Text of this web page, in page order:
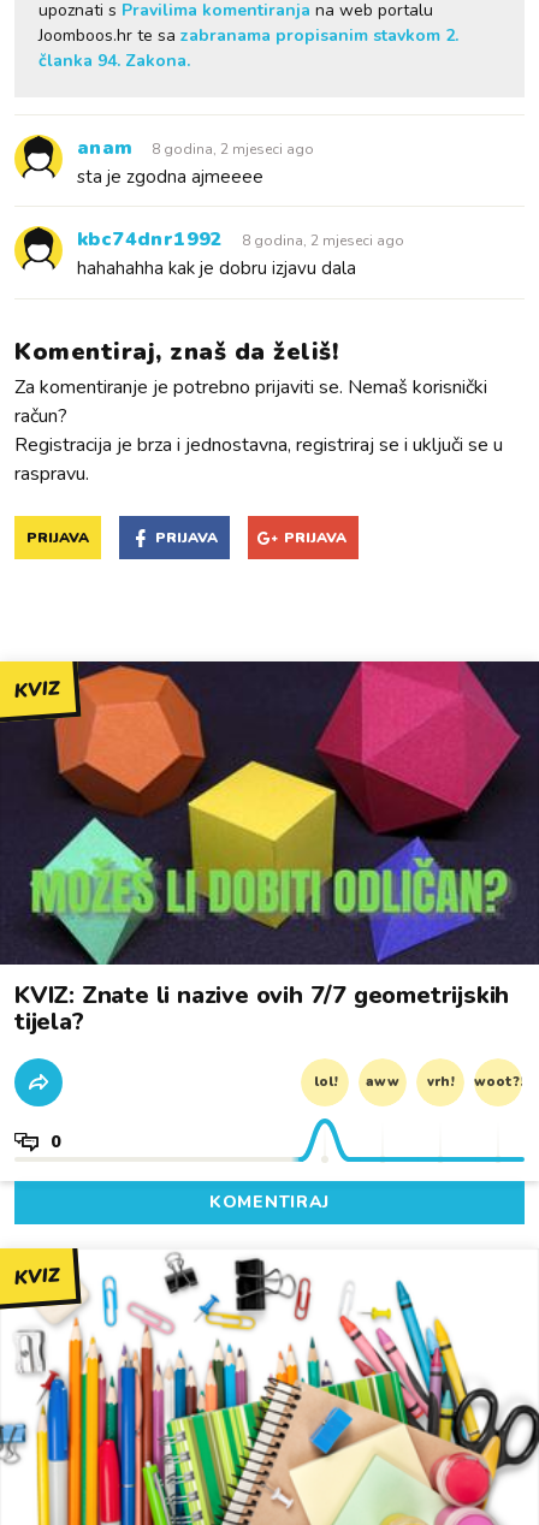
upoznati s Pravilima komentiranja na web portalu
Joomboos.hr te sa zabranama propisanim stavkom 2.
članka 94. Zakona.
anam 8 godina, 2 mjeseci ago
sta je zgodna ajmeeee
kbc74dnr1992 8 godina, 2 mjeseci ago
hahahahha kak je dobru izjavu dala
Komentiraj, znaš da želiš!
Za komentiranje je potrebno prijaviti se. Nemaš korisnički
račun?
Registracija je brza i jednostavna, registriraj se i uključi se u
raspravu.
PRIJAVA PRIJAVA PRIJAVA
KVIZ
KVIZ: Znate li nazive ovih 7/7 geometrijskih
tijela?
lol! aww vrh! woot?!
0
KOMENTIRAJ
KVIZ